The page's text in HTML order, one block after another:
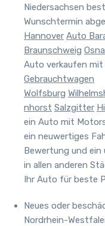
Niedersachsen
Wunschtermin
Hannover Auto
Braunschweig
Auto verkaufen
Gebrauchtwagen
Wolfsburg
nhorst Salzgitter
ein Auto mit
ein neuwertiges
Bewertung und
in allen anderen
Ihr Auto für beste
Neues oder
Nordrhein-